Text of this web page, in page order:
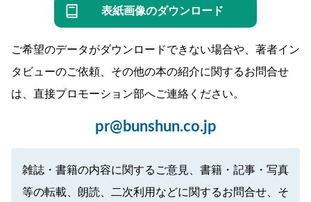
表紙画像のダウンロード
ご希望のデータがダウンロードできない場合や、著者イン
タビューのご依頼、その他の本の紹介に関するお問合せ
は、直接プロモーション部へご連絡ください。
pr@bunshun.co.jp
雑誌・書籍の内容に関するご意見、書籍・記事・写真
等の転載、朗読、二次利用などに関するお問合せ、そ